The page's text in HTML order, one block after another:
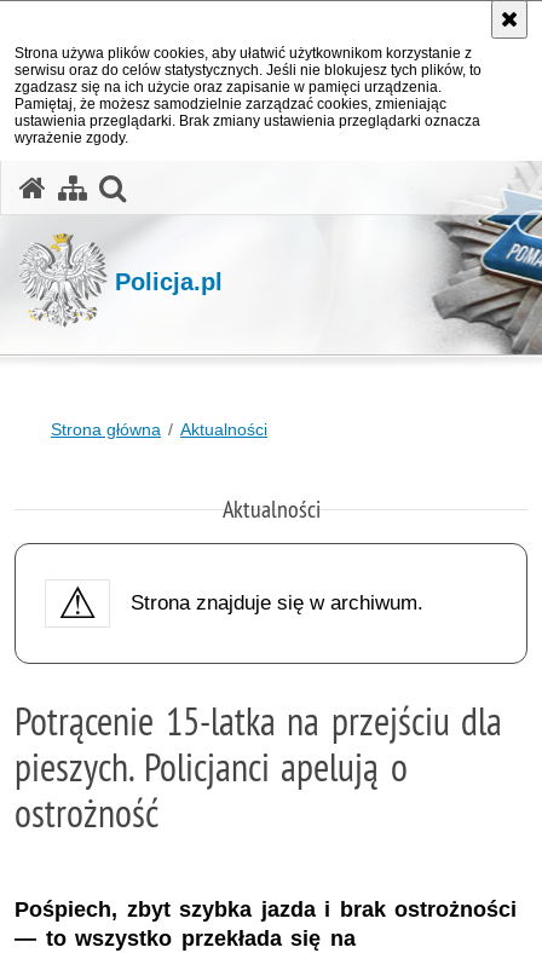
Strona używa plików cookies, aby ułatwić użytkownikom korzystanie z
serwisu oraz do celów statystycznych. Jeśli nie blokujesz tych plików, to
zgadzasz się na ich użycie oraz zapisanie w pamięci urządzenia.
Pamiętaj, że możesz samodzielnie zarządzać cookies, zmieniając
ustawienia przeglądarki. Brak zmiany ustawienia przeglądarki oznacza
wyrażenie zgody.
Policja.pl
Strona główna Aktualności
Aktualności
Strona znajduje się w archiwum.
Potrącenie 15-latka na przejściu dla
pieszych. Policjanci apelują o
ostrożność
Pośpiech, zbyt szybka jazda i brak ostrożności
— to wszystko przekłada się na